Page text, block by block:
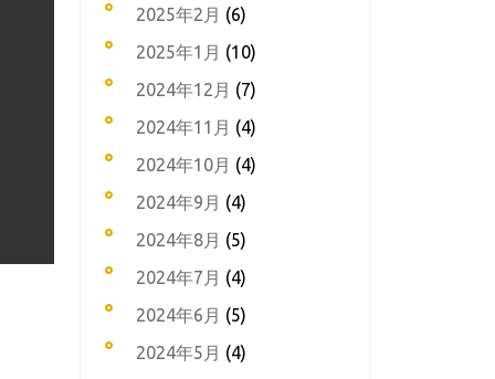
2025年2月 (6)
2025年1月 (10)
2024年12月 (7)
2024年11月 (4)
2024年10月 (4)
2024年9月 (4)
2024年8月 (5)
2024年7月 (4)
2024年6月 (5)
2024年5月 (4)